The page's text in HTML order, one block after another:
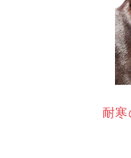
耐寒